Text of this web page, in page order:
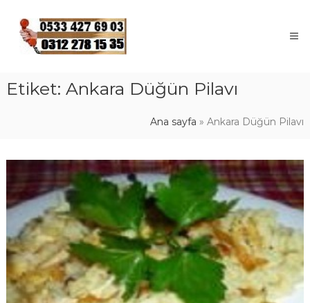
content
Etiket: Ankara Düğün Pilavı
Ana sayfa »Ankara Düğün Pilavı